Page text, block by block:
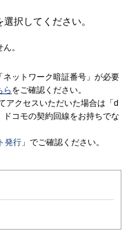
択してください。
。
ネットワーク暗証番号」が必要
ら をご確認ください。
アクセスいただいた場合は「d
コモの契約回線をお持ちでな
発行 」でご確認ください。